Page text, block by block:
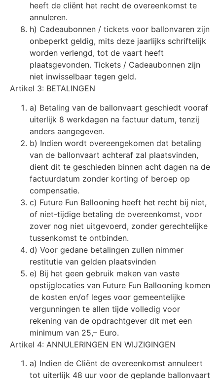
heeft de cliënt het recht de overeenkomst te
annuleren.
h) Cadeaubonnen / tickets voor ballonvaren zijn
onbeperkt geldig, mits deze jaarlijks schriftelijk
worden verlengd, tot de vaart heeft
plaatsgevonden. Tickets / Cadeaubonnen zijn
niet inwisselbaar tegen geld.
Artikel 3: BETALINGEN
a) Betaling van de ballonvaart geschiedt vooraf
uiterlijk 8 werkdagen na factuur datum, tenzij
anders aangegeven.
b) Indien wordt overeengekomen dat betaling
van de ballonvaart achteraf zal plaatsvinden,
dient dit te geschieden binnen acht dagen na de
factuurdatum zonder korting of beroep op
compensatie.
c) Future Fun Ballooning heeft het recht bij niet,
of niet-tijdige betaling de overeenkomst, voor
zover nog niet uitgevoerd, zonder gerechtelijke
tussenkomst te ontbinden.
d) Voor gedane betalingen zullen nimmer
restitutie van gelden plaatsvinden
e) Bij het geen gebruik maken van vaste
opstijglocaties van Future Fun Ballooning komen
de kosten en/of leges voor gemeentelijke
vergunningen te allen tijde volledig voor
rekening van de opdrachtgever dit met een
minimum van 25,– Euro.
Artikel 4: ANNULERINGEN EN WIJZIGINGEN
a) Indien de Cliënt de overeenkomst annuleert
tot uiterlijk 48 uur voor de geplande ballonvaart